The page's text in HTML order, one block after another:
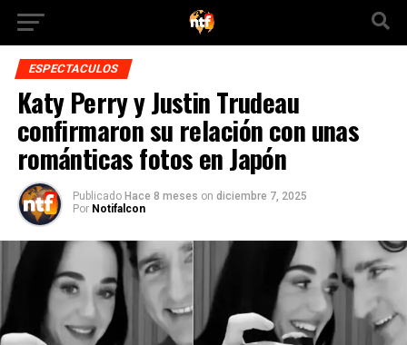
ESPECTACULOS
Katy Perry y Justin Trudeau
confirmaron su relación con unas
románticas fotos en Japón
Publicado Hace 8 meses on diciembre 7, 2025
Por Notifalcon